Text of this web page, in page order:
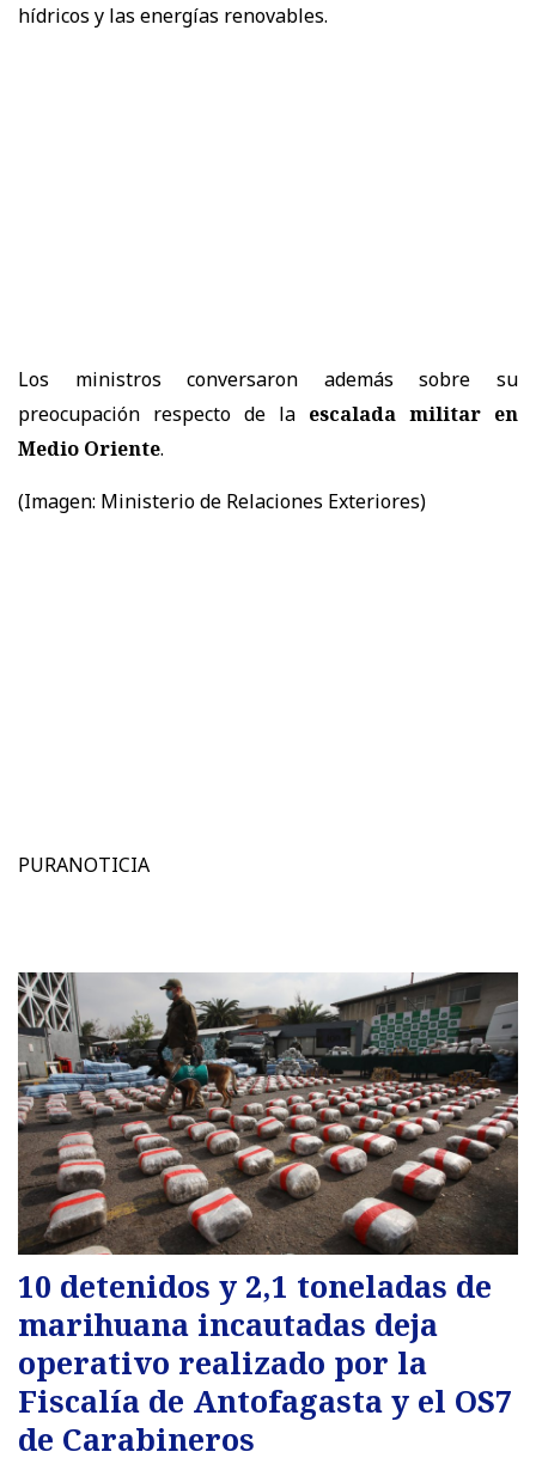
hídricos y las energías renovables.
Los ministros conversaron además sobre su
preocupación respecto de la escalada militar en
Medio Oriente.
(Imagen: Ministerio de Relaciones Exteriores)
PURANOTICIA
10 detenidos y 2,1 toneladas de
marihuana incautadas deja
operativo realizado por la
Fiscalía de Antofagasta y el OS7
de Carabineros